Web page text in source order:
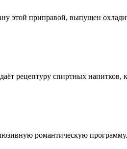
этой приправой, выпущен
рецептуру спиртных
романтическую